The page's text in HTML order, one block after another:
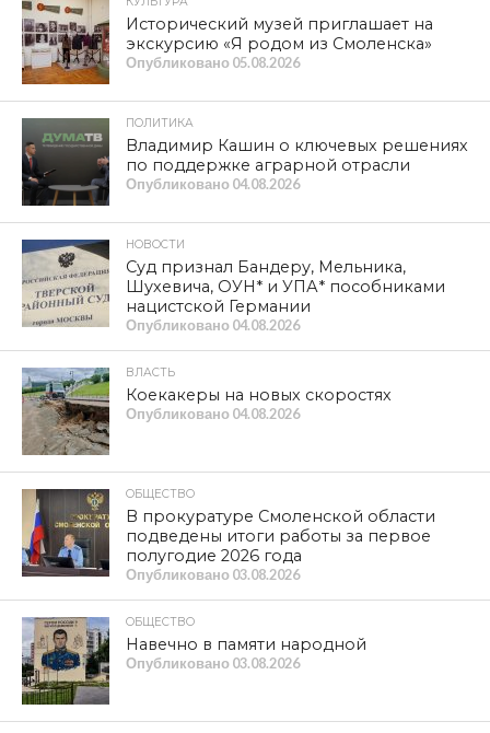
Исторический музей приглашает на
экскурсию «Я родом из Смоленска»
Опубликовано 05.08.2026
ПОЛИТИКА
Владимир Кашин о ключевых решениях
по поддержке аграрной отрасли
Опубликовано 04.08.2026
НОВОСТИ
Суд признал Бандеру, Мельника,
Шухевича, ОУН* и УПА* пособниками
нацистской Германии
Опубликовано 04.08.2026
ВЛАСТЬ
Коекакеры на новых скоростях
Опубликовано 04.08.2026
ОБЩЕСТВО
В прокуратуре Смоленской области
подведены итоги работы за первое
полугодие 2026 года
Опубликовано 03.08.2026
ОБЩЕСТВО
Навечно в памяти народной
Опубликовано 03.08.2026